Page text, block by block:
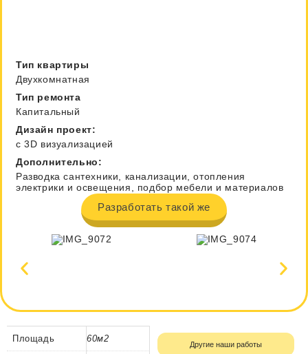
Тип квартиры
Двухкомнатная
Тип ремонта
Капитальный
Дизайн проект:
с 3D визуализацией
Дополнительно:
Разводка сантехники, канализации, отопления
электрики и освещения, подбор мебели и материалов
Разработать такой же
Площадь 60м2
Другие наши работы